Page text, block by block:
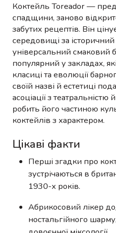
Коктейль Toreador —
спадщини, заново
забутих рецептів. Він
середовищі за історичний
універсальний смаковий
популярний у закладах,
класиці та еволюції
своїй назві й естетиці
асоціації з
робить його частиною
коктейлів з характером.
Цікаві факти
Перші згадки про
зустрічаються в
1930-х років.
Абрикосовий лікер
ностальгійного